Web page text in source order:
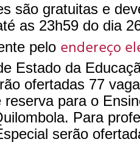
são gratuitas e
as 23h59 do dia
pelo endereço
Estado da
ofertadas 77
reserva para o
Para
serão